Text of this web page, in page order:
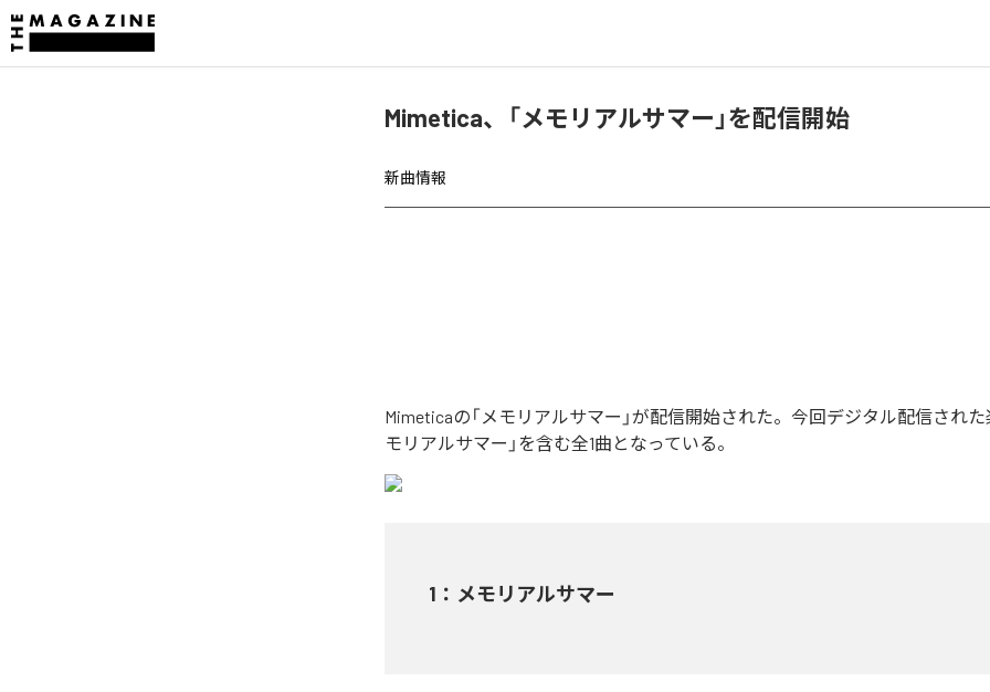
Mimetica、「メモリアルサマー」を配信開始
新曲情報
Mimeticaの「メモリアルサマー」が配信開始された。今回デジタル配信された
モリアルサマー」を含む全1曲となっている。
1 ： メモリアルサマー